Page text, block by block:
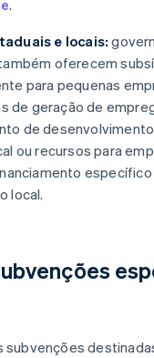
.
e locais:
oferecem
para pequenas
de geração de
de
ou recursos para
específico
local.
subvenções